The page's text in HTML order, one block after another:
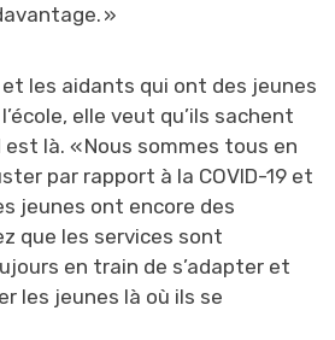
»
les aidants qui ont des jeunes
elle veut qu’ils sachent
là. « Nous sommes tous en
par rapport à la COVID-19 et
jeunes ont encore des
que les services sont
en train de s’adapter et
les jeunes là où ils se